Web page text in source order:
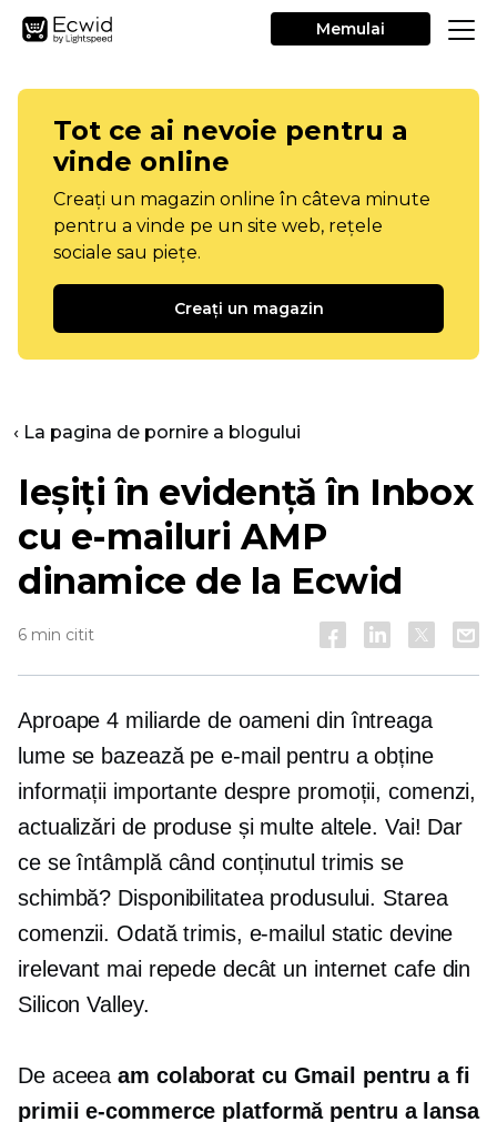
Memulai
Tot ce ai nevoie pentru a
vinde online
Creați un magazin online în câteva minute
pentru a vinde pe un site web, rețele
sociale sau piețe.
Creați un magazin
‹ La pagina de pornire a blogului
Ieșiți în evidență în Inbox
cu e-mailuri AMP
dinamice de la Ecwid
6 min citit
Aproape 4 miliarde de oameni din întreaga
lume se bazează pe e-mail pentru a obține
informații importante despre promoții, comenzi,
actualizări de produse și multe altele. Vai! Dar
ce se întâmplă când conținutul trimis se
schimbă? Disponibilitatea produsului. Starea
comenzii. Odată trimis, e-mailul static devine
irelevant mai repede decât un internet cafe din
Silicon Valley.
De aceeaam colaborat cu Gmail pentru a fi
primiie-commerce platformă pentru a lansa